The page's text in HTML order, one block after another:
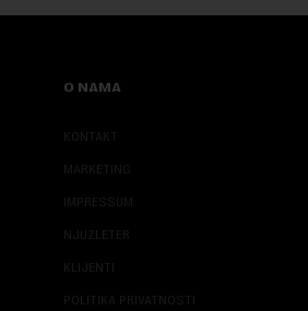
O NAMA
KONTAKT
MARKETING
IMPRESSUM
NJUZLETER
KLIJENTI
POLITIKA PRIVATNOSTI